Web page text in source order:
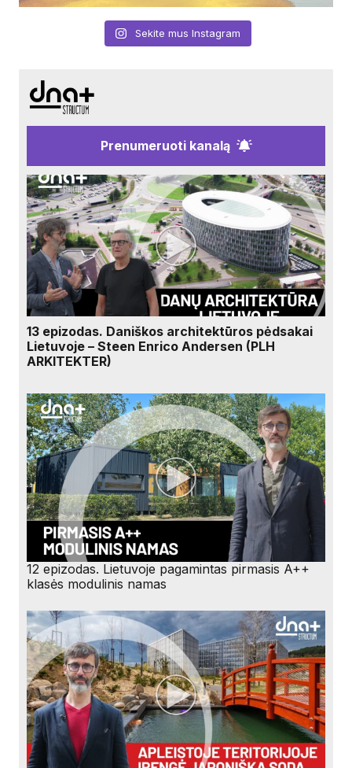
Sekite mus Instagram
Prenumeruoti kanalą
13 epizodas. Daniškos architektūros pėdsakai
Lietuvoje – Steen Enrico Andersen (PLH
ARKITEKTER)
12 epizodas. Lietuvoje pagamintas pirmasis A++
klasės modulinis namas